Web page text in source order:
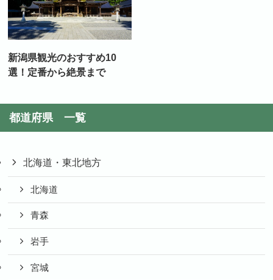
新潟県観光のおすすめ10
選！定番から絶景まで
都道府県 一覧
北海道・東北地方
北海道
青森
岩手
宮城